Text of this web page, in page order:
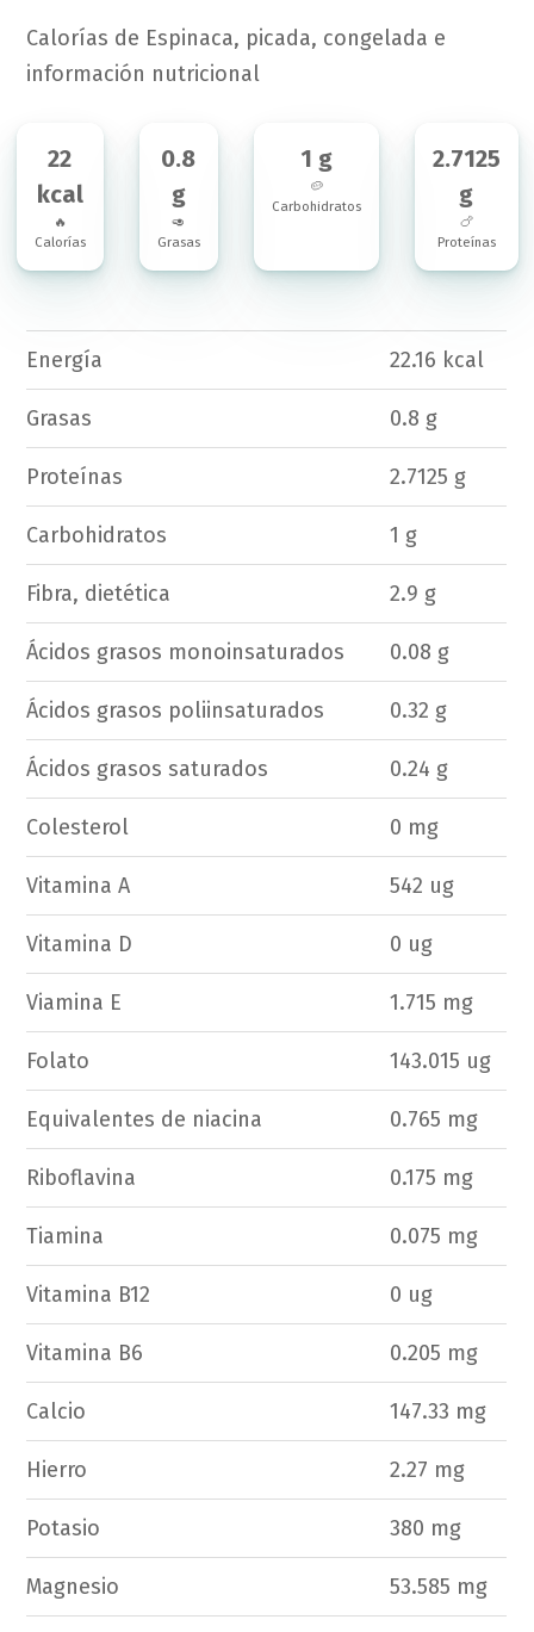
Calorías de Espinaca, picada, congelada e
información nutricional
22
kcal
🔥
Calorías
0.8
g
🥑
Grasas
1 g
🥔
Carbohidratos
2.7125
g
🍗
Proteínas
Energía 22.16 kcal
Grasas 0.8 g
Proteínas 2.7125 g
Carbohidratos 1 g
Fibra, dietética 2.9 g
Ácidos grasos monoinsaturados 0.08 g
Ácidos grasos poliinsaturados 0.32 g
Ácidos grasos saturados 0.24 g
Colesterol 0 mg
Vitamina A 542 ug
Vitamina D 0 ug
Viamina E 1.715 mg
Folato 143.015 ug
Equivalentes de niacina 0.765 mg
Riboflavina 0.175 mg
Tiamina 0.075 mg
Vitamina B12 0 ug
Vitamina B6 0.205 mg
Calcio 147.33 mg
Hierro 2.27 mg
Potasio 380 mg
Magnesio 53.585 mg